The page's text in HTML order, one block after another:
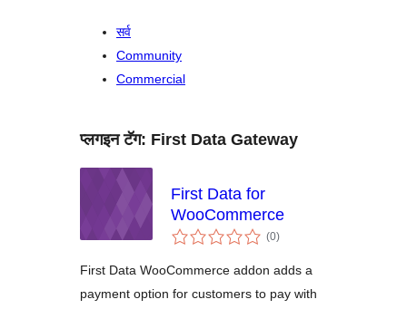
सर्व
Community
Commercial
प्लगइन टॅग: First Data Gateway
First Data for
WooCommerce
(0एकूण
मूल्यांकन
)
First Data WooCommerce addon adds a
payment option for customers to pay with